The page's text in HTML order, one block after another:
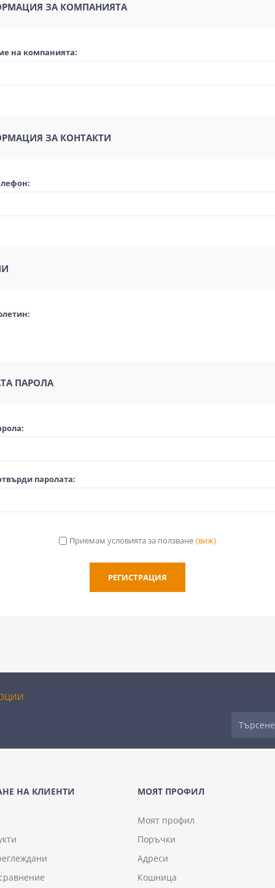
ЗА КОМПАНИЯТА
на компанията:
ЗА КОНТАКТИ
ПАРОЛА
паролата:
Приемам условията за ползване (виж)
НА КЛИЕНТИ МОЯТ ПРОФИЛ
Моят профил
Поръчки
Адреси
Кошница